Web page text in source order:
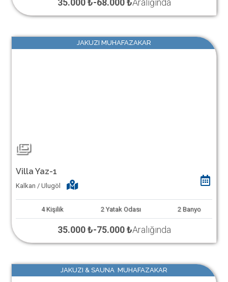
35.000 ₺-68.000 ₺Aralığında
JAKUZI MUHAFAZAKAR
Villa Yaz-1
Kalkan / Ulugöl
4 Kişilik 2 Yatak Odası 2 Banyo
35.000 ₺-75.000 ₺Aralığında
JAKUZI & SAUNA MUHAFAZAKAR